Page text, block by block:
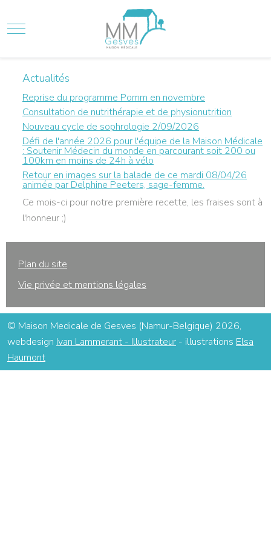
Mobile Menu Toggle
Actualités
Reprise du programme Pomm en novembre
Consultation de nutrithérapie et de physionutrition
Nouveau cycle de sophrologie 2/09/2026
Défi de l'année 2026 pour l'équipe de la Maison Médicale
: Soutenir Médecin du monde en parcourant soit 200 ou
100km en moins de 24h à vélo
Retour en images sur la balade de ce mardi 08/04/26
animée par Delphine Peeters, sage-femme.
Ce mois-ci pour notre première recette, les fraises sont à
l'honneur ;)
Plan du site
Vie privée et mentions légales
© Maison Medicale de Gesves (Namur-Belgique) 2026,
webdesign Ivan Lammerant - Illustrateur - illustrations Elsa
Haumont